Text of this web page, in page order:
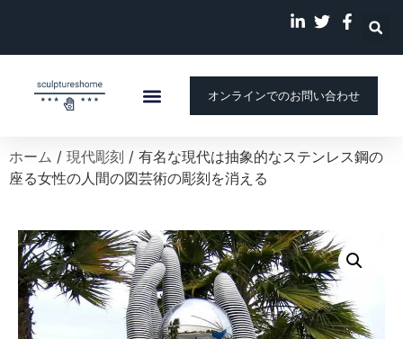
オンラインでのお問い合わせ
ホーム / 現代彫刻 / 有名な現代は抽象的なステンレス鋼の
座る女性の人間の図芸術の彫刻を消える